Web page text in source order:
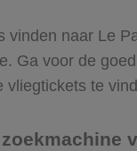
vinden naar Le
Ga voor de
te